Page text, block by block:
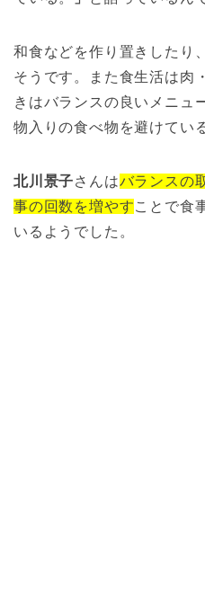
和食などを作り置きしたり
そうです。また食生活は肉
きはバランスの良いメニュ
物入りの食べ物を避けてい
北川景子さんはバランスの
事の回数を増やすことで食
いるようでした。